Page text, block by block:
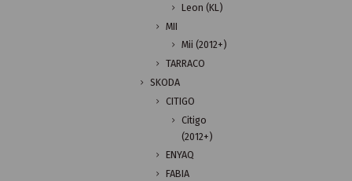
Leon (KL)
MII
Mii (2012+)
TARRACO
SKODA
CITIGO
Citigo
(2012+)
ENYAQ
FABIA